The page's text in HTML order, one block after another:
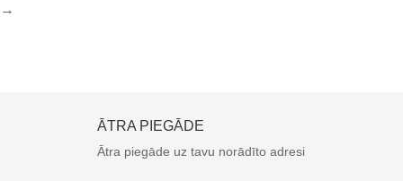
→
ĀTRA PIEGĀDE
Ātra piegāde uz tavu norādīto adresi